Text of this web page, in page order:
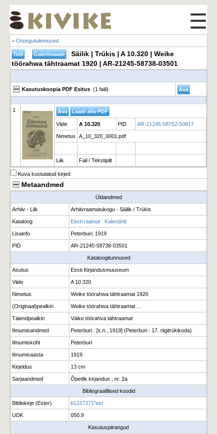
☰
> Otsingutulemused
Säilik | Trükis | A 10.320 | Weike
töörahwa tähtraamat 1920 | AR-21245-58738-03501
Kasutuskoopia PDF Esitus (1 faili)
1
Viide A 10.320 PID AR-21245-58752-50817
Nimetus A_10_320_0001.pdf
Liik Fail / Tekstipilt
Kuva kustutatud kirjed
Metaandmed
Üldandmed
Arhiiv - Liik Arhiivraamatukogu - Säilik / Trükis
Kataloog Eesti raamat : Kalendrid
Lisainfo Peterburi; 1919
PID AR-21245-58738-03501
Kataloogitunnused
Asutus Eesti Kirjandusmuuseum
Viide A 10.320
Nimetus Weike töörahwa tähtraamat 1920
(Originaal)pealkiri Weike töörahwa tähtraamat ...
Täiendpealkiri Väike töörahva tähtraamat
Ilmumisandmed Peterburi : [s.n., 1919] (Peterburi : 17. riigitrükikoda)
Ilmumiskoht Peterburi
Ilmumisaasta 1919
Kirjeldus 13 cm
Sarjaandmed Õpetlik kirjandus ; nr. 2a
Bibliograafilised koodid
Bibliokirje (Ester) b1217271*est
UDK 050.9
Kasutuspiirangud